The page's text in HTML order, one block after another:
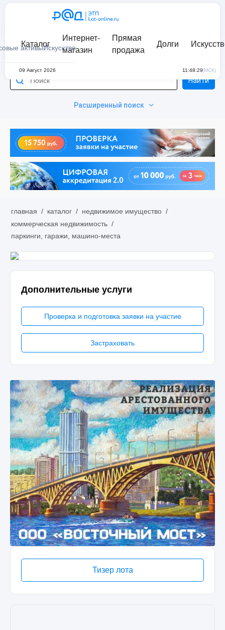
активыИскусство
Каталог
Интернет-
магазин
Прямая
продажа
Долги
09 Август 2026 11:48:29(МСК)
Расширенный поиск
Найти
главная / каталог / недвижимое имущество /
коммерческая недвижимость /
паркинги, гаражи, машино-места
Дополнительные услуги
Проверка и подготовка заявки на участие
Застраховать
Тизер лота